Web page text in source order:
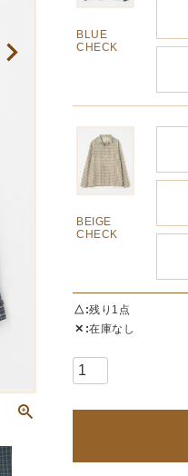
BLUE
CHECK
BEIGE
CHECK
△ 残り1点
✕ 在庫なし